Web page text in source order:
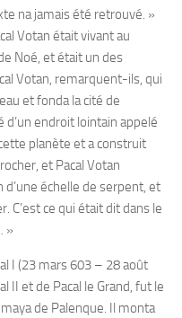
na jamais été retrouvé. »
Votan était vivant au
Noé, et était un des
Votan, remarquent-ils, qui
et fonda la cité de
d’un endroit lointain appelé
planète et a construit
et Pacal Votan
échelle de serpent, et
C’est ce qui était dit dans le
»
I (23 mars 603 – 28 août
II et de Pacal le Grand, fut le
de Palenque. Il monta